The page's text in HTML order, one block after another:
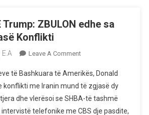
Trump: ZBULON edhe sa
Konflikti
E.A Leave A CommentOn
Trump:
ZBULON
Edhe
Sa
të Bashkuara të Amerikës, Donald
konflikti me Iranin mund të zgjasë dy
dhe vlerësoi se SHBA-të tashmë
intervistë telefonike me CBS dje pasdite,